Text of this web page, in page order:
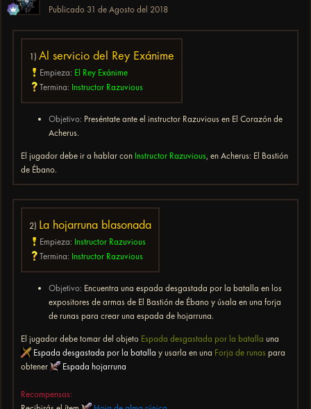
Publicado 31 de Agosto del 2018
1) Al servicio del Rey Exánime
Empieza: El Rey Exánime
Termina: Instructor Razuvious
Objetivo: Preséntate ante el instructor Razuvious en El Corazón de
Acherus.
El jugador debe ir a hablar con Instructor Razuvious, en Acherus: El Bastión
de Ébano.
2) La hojarruna blasonada
Empieza: Instructor Razuvious
Termina: Instructor Razuvious
Objetivo: Encuentra una espada desgastada por la batalla en los
expositores de armas de El Bastión de Ébano y úsala en una forja
de runas para crear una espada de hojarruna.
El jugador debe tomar del objeto Espada desgastada por la batalla una
Espada desgastada por la batalla y usarla en una Forja de runas para
obtener
Espada hojarruna
Recompensas: